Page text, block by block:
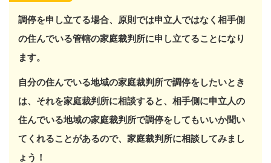
調停を申し立てる場合、原則では申立人ではなく相手側
の住んでいる管轄の家庭裁判所に申し立てることになり
ます。
自分の住んでいる地域の家庭裁判所で調停をしたいとき
は、それを家庭裁判所に相談すると、相手側に申立人の
住んでいる地域の家庭裁判所で調停をしてもいいか聞い
てくれることがあるので、家庭裁判所に相談してみまし
ょう！